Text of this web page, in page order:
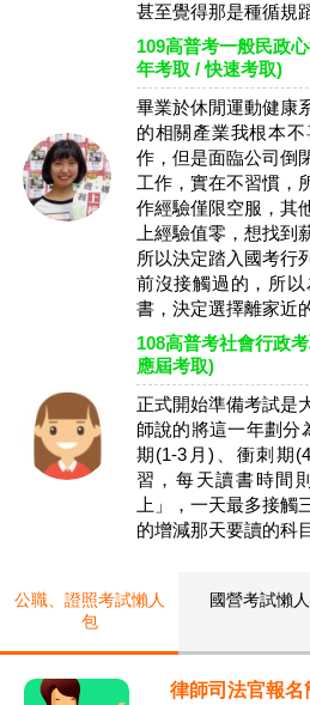
甚至覺得那是種循規
109高普考一般民政
年考取 / 快速考取)
畢業於休閒運動健康
的相關產業我根本
作，但是面臨公司倒
工作，實在不習慣，
作經驗僅限空服，其
上經驗值零，想找到
所以決定踏入國考行
前沒接觸過的，所
書，決定選擇離家近
108高普考社會行政
應屆考取)
正式開始準備考試是
師說的將這一年劃分
期(1-3月)、衝刺期
習，每天讀書時間
上」，一天最多接觸
的增減那天要讀的科目
公職、證照考試懶人
包
國營考試懶
律師司法官報名